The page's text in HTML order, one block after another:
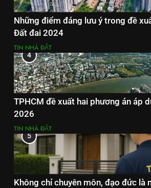
Những điểm đáng lưu ý trong đề
Đất đai 2024
TIN NHÀ ĐẤT
4
TPHCM đề xuất hai phương án áp
2026
TIN NHÀ ĐẤT
5
Không chỉ chuyên môn, đạo đức là